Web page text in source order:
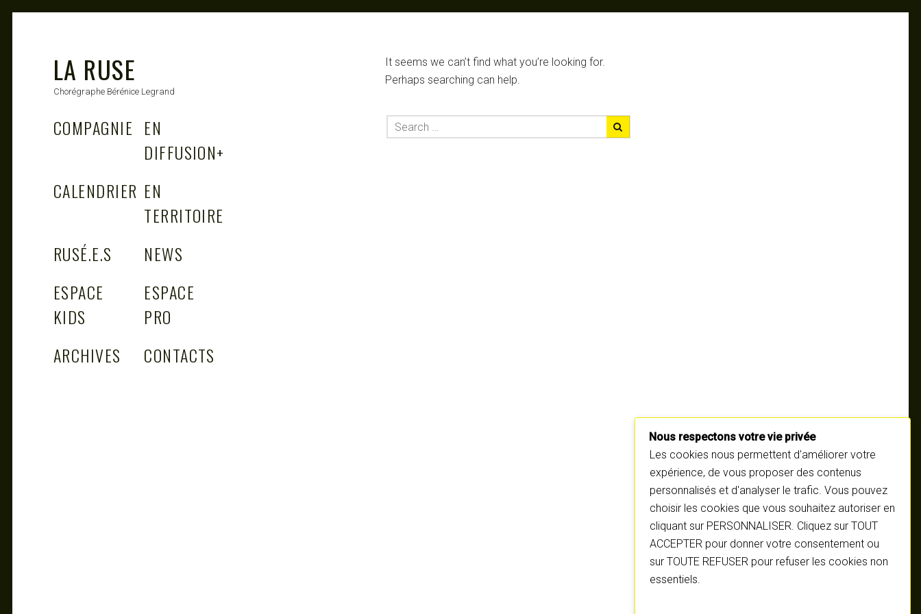
LA RUSE
Chorégraphe Bérénice Legrand
COMPAGNIE EN
DIFFUSION+
CALENDRIER EN
TERRITOIRE
RUSÉ.E.S
NEWS
ESPACE
KIDS
ESPACE
PRO
ARCHIVES
CONTACTS
It seems we can’t find what you’re looking for.
Perhaps searching can help.
Nous respectons votre vie privée
Les cookies nous permettent d'améliorer votre
expérience, de vous proposer des contenus
personnalisés et d'analyser le trafic. Vous pouvez
choisir les cookies que vous souhaitez autoriser en
cliquant sur PERSONNALISER. Cliquez sur TOUT
ACCEPTER pour donner votre consentement ou
sur TOUTE REFUSER pour refuser les cookies non
essentiels.